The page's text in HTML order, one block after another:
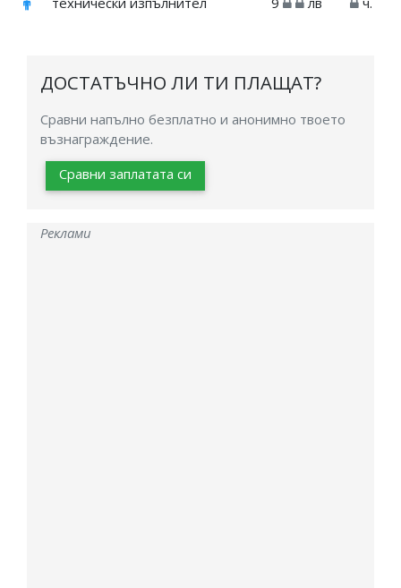
ДОСТАТЪЧНО ЛИ ТИ ПЛАЩАТ?
Сравни напълно безплатно и анонимно твоето
възнаграждение.
Сравни заплатата си
Реклами